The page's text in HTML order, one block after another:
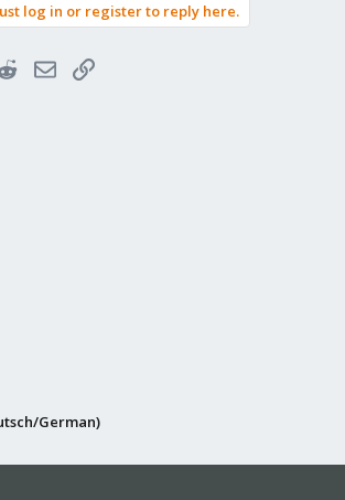
log in or register to reply here.
RedditEmailLink
German)